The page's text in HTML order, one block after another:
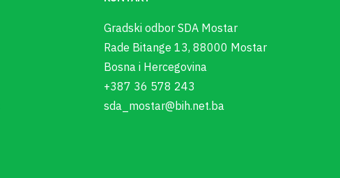
Gradski odbor SDA Mostar
Rade Bitange 13, 88000 Mostar
Bosna i Hercegovina
+387 36 578 243
sda_mostar@bih.net.ba